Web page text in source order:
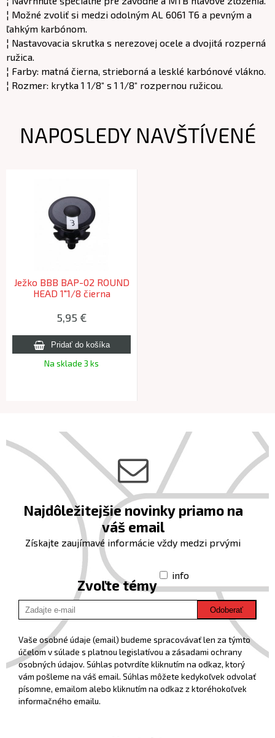
¦ Možné zvoliť si medzi odolným AL 6061 T6 a pevným a
ľahkým karbónom.
¦ Nastavovacia skrutka s nerezovej ocele a dvojitá rozperná
ružica.
¦ Farby: matná čierna, strieborná a lesklé karbónové vlákno.
¦ Rozmer: krytka 1 1/8“ s 1 1/8“ rozpernou ružicou.
NAPOSLEDY NAVŠTÍVENÉ
Ježko BBB BAP-02 ROUND
HEAD 1"1/8 čierna
5,95 €
Na sklade 3 ks
Najdôležitejšie novinky priamo na
váš email
Získajte zaujímavé informácie vždy medzi prvými
Zvoľte témy
info
Odoberať
Vaše osobné údaje (email) budeme spracovávať len za týmto
účelom v súlade s platnou legislatívou a zásadami ochrany
osobných údajov. Súhlas potvrdíte kliknutím na odkaz, ktorý
vám pošleme na váš email. Súhlas môžete kedykoľvek odvolať
písomne, emailom alebo kliknutím na odkaz z ktoréhokoľvek
informačného emailu.